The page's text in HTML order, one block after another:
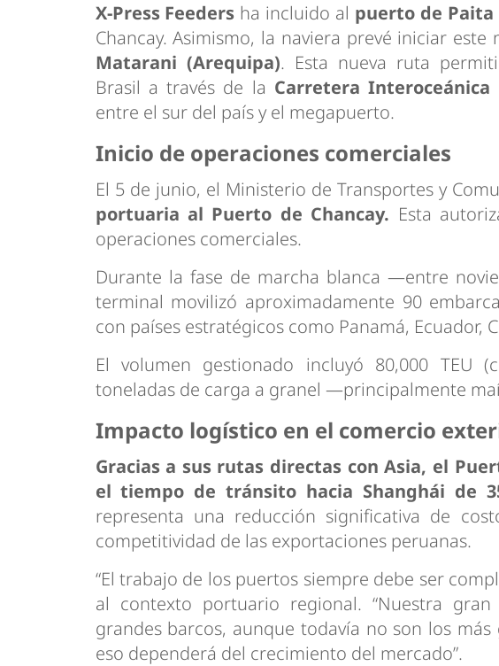
X-Press Feeders ha incluido al puerto de Paita
Chancay. Asimismo, la naviera prevé iniciar
Matarani (Arequipa). Esta nueva ruta
Brasil a través de la Carretera Interoceánica
entre el sur del país y el megapuerto.
Inicio de operaciones comerciales
El 5 de junio, el Ministerio de Transportes y
portuaria al Puerto de Chancay. Esta
operaciones comerciales.
Durante la fase de marcha blanca —entre
terminal movilizó aproximadamente 90
con países estratégicos como Panamá, Ecuador,
El volumen gestionado incluyó 80,000 TEU
toneladas de carga a granel —principalmente
Impacto logístico en el comercio
Gracias a sus rutas directas con Asia, el
el tiempo de tránsito hacia Shanghái de
representa una reducción significativa de
competitividad de las exportaciones peruanas.
“El trabajo de los puertos siempre debe ser
al contexto portuario regional. “Nuestra
grandes barcos, aunque todavía no son los
eso dependerá del crecimiento del mercado”.